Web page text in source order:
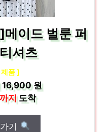
이드 벌룬 퍼
셔츠
제품 ]
16,900 원
까지도착
기